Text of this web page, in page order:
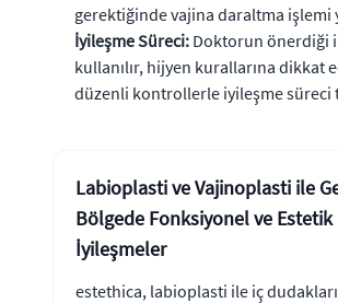
gerektiğinde vajina daraltma işlemi
İyileşme Süreci: Doktorun önerdiği
kullanılır, hijyen kurallarına dikkat
düzenli kontrollerle iyileşme süreci
Labioplasti ve Vajinoplasti ile
Bölgede Fonksiyonel ve Estetik
İyileşmeler
estethica, labioplasti ile iç